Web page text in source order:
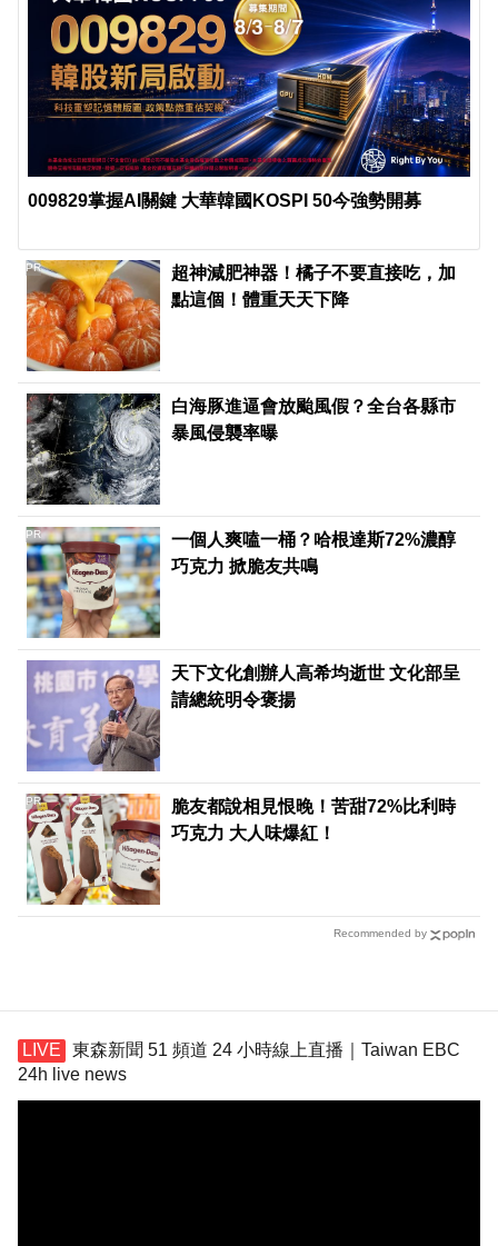
009829掌握AI關鍵 大華韓國KOSPI 50今強勢開募
超神減肥神器！橘子不要直接吃，加
點這個！體重天天下降
PR
白海豚進逼會放颱風假？全台各縣市
暴風侵襲率曝
一個人爽嗑一桶？哈根達斯72%濃醇
巧克力 掀脆友共鳴
PR
天下文化創辦人高希均逝世 文化部呈
請總統明令褒揚
脆友都說相見恨晚！苦甜72%比利時
巧克力 大人味爆紅！
PR
Recommended by
東森新聞 51 頻道 24 小時線上直播｜Taiwan EBC
24h live news